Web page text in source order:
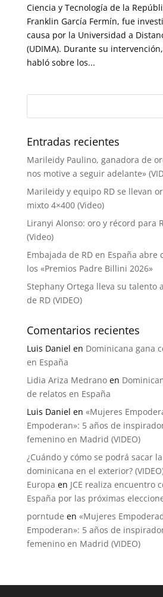
Ciencia y Tecnología de la
Franklin García Fermín, fue
causa por la Universidad a
(UDIMA). Durante su
habló sobre los...
Entradas recientes
Marileidy Paulino, ganadora de
nos motive a seguir adelante»
Marileidy y equipo RD se llevan
mixto 4×400 (Video)
Liranyi Alonso: oro y récord para
(Video)
Embajada de RD en España abre
los «Premios Padre Billini 2026»
Stephany Ortega lleva su talento
de RD (VIDEO)
Comentarios recientes
Luis Daniel en Dominicana gana
en España
Lidia Ariza Medranoen
de relatos en España
Luis Daniel en «Mujeres
Empoderan»: 5 años de
femenino en Madrid (VIDEO)
¿Cuándo y cómo se podrá sacar
dominicana en el exterior?
Europa en JCE realiza encuentro
España por las próximas
porntude en «Mujeres
Empoderan»: 5 años de
femenino en Madrid (VIDEO)